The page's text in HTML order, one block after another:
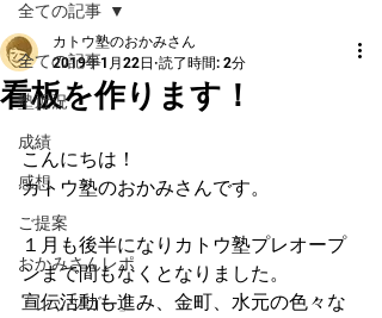
全ての記事
塾近況
成績
感想
ご提案
おかみさんレポ
「レッツゴー」
全ての記事
看板を作ります！
カトウ塾のおかみさん
2019年1月22日 読了時間: 2分
こんにちは！
カトウ塾のおかみさんです。
１月も後半になりカトウ塾プレオープ
ンまで間もなくとなりました。
宣伝活動も進み、金町、水元の色々な